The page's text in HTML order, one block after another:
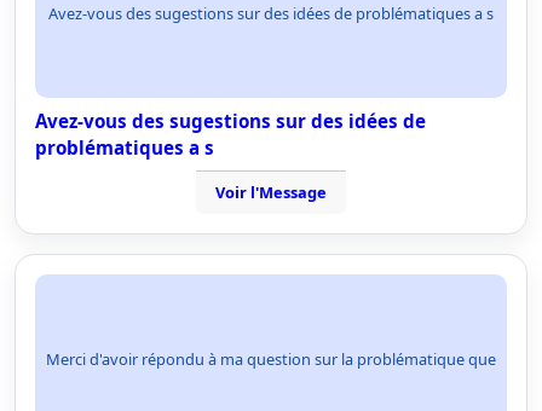
Avez-vous des sugestions sur des idées de problématiques a s
Avez-vous des sugestions sur des idées de
problématiques a s
Voir l'Message
Merci d'avoir répondu à ma question sur la problématique que